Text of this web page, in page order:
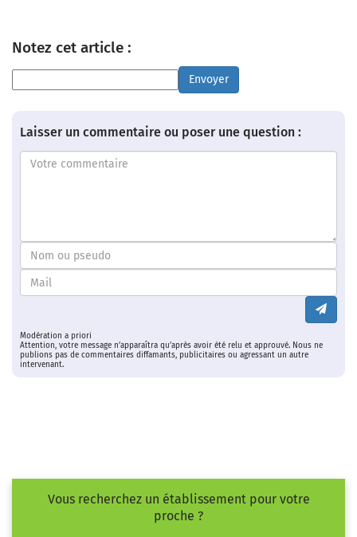
Notez cet article :
Envoyer
Laisser un commentaire ou poser une question :
Modération a priori
Attention, votre message n’apparaîtra qu’après avoir été relu et approuvé. Nous ne
publions pas de commentaires diffamants, publicitaires ou agressant un autre
intervenant.
Vous recherchez un établissement pour votre
proche ?